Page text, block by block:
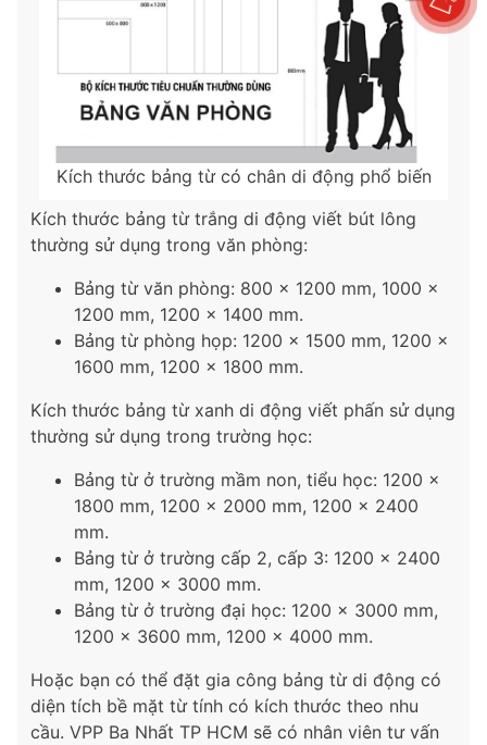
Kích thước bảng từ có chân di động phổ biến
Kích thước bảng từ trắng di động viết bút lông
thường sử dụng trong văn phòng:
Bảng từ văn phòng: 800 x 1200 mm, 1000 x
1200 mm, 1200 x 1400 mm.
Bảng từ phòng họp: 1200 x 1500 mm, 1200 x
1600 mm, 1200 x 1800 mm.
Kích thước bảng từ xanh di động viết phấn sử dụng
thường sử dụng trong trường học:
Bảng từ ở trường mầm non, tiểu học: 1200 x
1800 mm, 1200 x 2000 mm, 1200 x 2400
mm.
Bảng từ ở trường cấp 2, cấp 3: 1200 x 2400
mm, 1200 x 3000 mm.
Bảng từ ở trường đại học: 1200 x 3000 mm,
1200 x 3600 mm, 1200 x 4000 mm.
Hoặc bạn có thể đặt gia công bảng từ di động có
diện tích bề mặt từ tính có kích thước theo nhu
cầu. VPP Ba Nhất TP HCM sẽ có nhân viên tư vấn